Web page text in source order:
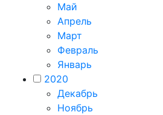
Май
Апрель
Март
Февраль
Январь
2020
Декабрь
Ноябрь